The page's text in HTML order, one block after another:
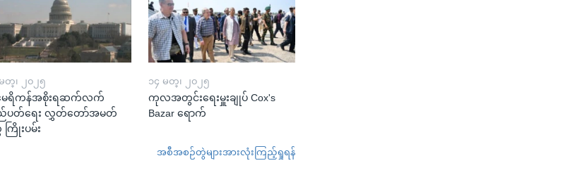
တ္၊ ၂၀၂၅
ေရိကန်အစိုးရဆက်လက်
တ်ရေး လွှတ်တော်အမတ်
ြိုးပမ်း
၁၄ မတ္၊ ၂၀၂၅
ကုလအတွင်းရေးမှူးချုပ် Cox's
Bazar ရောက်
အစီအစဉ်တွဲများအားလုံးကြည့်ရှုရန်